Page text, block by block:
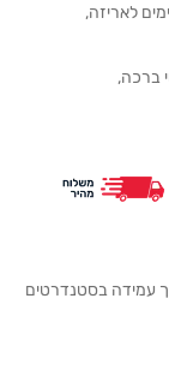
לאריזה,
ברכה,
עמידה בסטנדרטים